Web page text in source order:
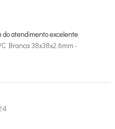
do atendimento excelente
Branca 38x38x2,6mm -